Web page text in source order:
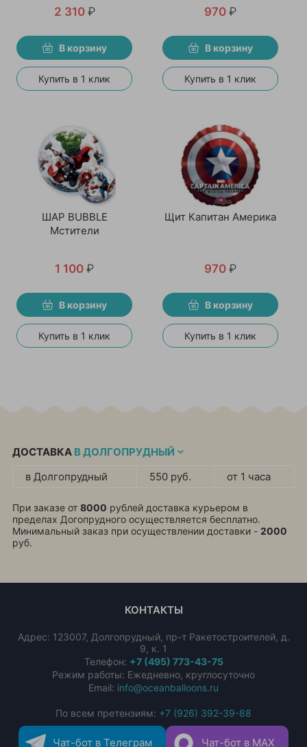
2 310 ₽
В корзину
Купить в 1 клик
970 ₽
В корзину
Купить в 1 клик
ШАР BUBBLE
Мстители
1 100 ₽
В корзину
Купить в 1 клик
Щит Капитан Америка
970 ₽
В корзину
Купить в 1 клик
ДОСТАВКА В ДОЛГОПРУДНЫЙ
в Долгопрудный
550 руб. от 1 часа
При заказе от 8000 рублей доставка курьером в
пределах Догопрудного осуществляется бесплатно.
Минимальный заказ при осуществлении доставки - 2000
руб.
КОНТАКТЫ
Адрес: 123007, Долгопрудный, пр-т Ракетостроителей, д.
9, к. 1
Телефон: +7 (495) 773-43-75
Режим работы: Ежедневно, круглосуточно
Email: info@oceanballoons.ru
По всем претензиям: +7 (926) 392-39-88
Чат-бот в Телеграм Чат-бот в MAX